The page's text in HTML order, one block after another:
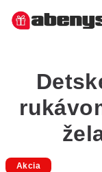
Akcia